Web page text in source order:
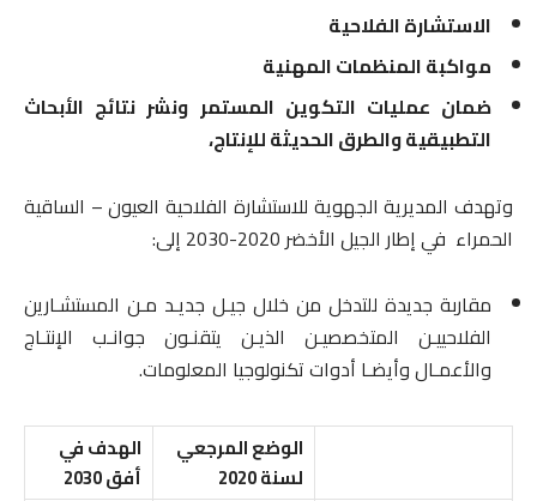
الاستشارة الفلاحية
مواكبة المنظمات المهنية
ضمان عمليات التكوين المستمر ونشر نتائج الأبحاث
التطبيقية والطرق الحديثة للإنتاج،
وتهدف المديرية الجهوية للاستشارة الفلاحية العيون – الساقية
الحمراء في إطار الجيل الأخضر 2020-2030 إلى:
مقاربة جديدة للتدخل من خلال جيـل جديـد مـن المستشـارين
الفلاحييـن المتخصصيـن الذيـن يتقنـون جوانـب الإنتـاج
والأعمـال وأيضـا أدوات تكنولوجيا المعلومات.
الوضع المرجعي
لسنة 2020
الهدف في
أفق 2030